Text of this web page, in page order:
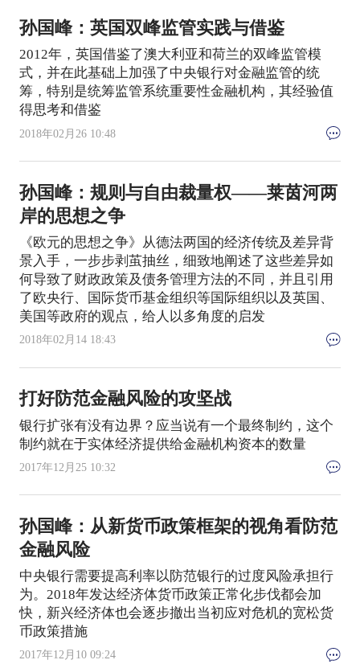
孙国峰：英国双峰监管实践与借鉴
2012年，英国借鉴了澳大利亚和荷兰的双峰监管模
式，并在此基础上加强了中央银行对金融监管的统
筹，特别是统筹监管系统重要性金融机构，其经验值
得思考和借鉴
2018年02月26 10:48
孙国峰：规则与自由裁量权——莱茵河两
岸的思想之争
《欧元的思想之争》从德法两国的经济传统及差异背
景入手，一步步剥茧抽丝，细致地阐述了这些差异如
何导致了财政政策及债务管理方法的不同，并且引用
了欧央行、国际货币基金组织等国际组织以及英国、
美国等政府的观点，给人以多角度的启发
2018年02月14 18:43
打好防范金融风险的攻坚战
银行扩张有没有边界？应当说有一个最终制约，这个
制约就在于实体经济提供给金融机构资本的数量
2017年12月25 10:32
孙国峰：从新货币政策框架的视角看防范
金融风险
中央银行需要提高利率以防范银行的过度风险承担行
为。2018年发达经济体货币政策正常化步伐都会加
快，新兴经济体也会逐步撤出当初应对危机的宽松货
币政策措施
2017年12月10 09:24